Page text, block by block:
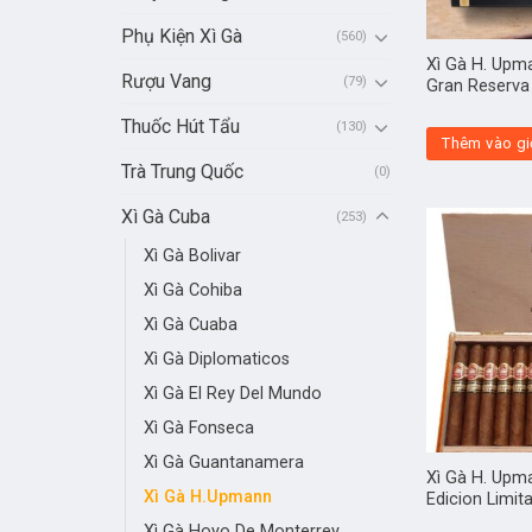
Phụ Kiện Xì Gà
(560)
Rượu Vang (79)
Thuốc Hút Tẩu (130)
Trà Trung Quốc (0)
Xì Gà Cuba (253)
Xì Gà Bolivar
Xì Gà Cohiba
Xì Gà Cuaba
Xì Gà Diplomaticos
Xì Gà El Rey Del Mundo
Xì Gà Fonseca
Xì Gà Guantanamera
Xì Gà H.Upmann
Xì Gà H.
Gran
Thêm vào
Xì Gà H.
Edicion